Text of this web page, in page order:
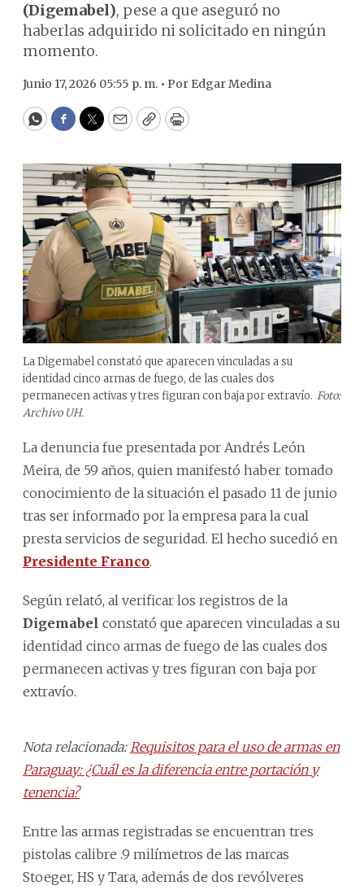
(Digemabel), pese a que aseguró no
haberlas adquirido ni solicitado en ningún
momento.
Junio 17, 2026 05:55 p. m. • Por Edgar Medina
WhatsApp
Facebook
Twitter
EmailCopyPrint
La Digemabel constató que aparecen vinculadas a su
identidad cinco armas de fuego, de las cuales dos
permanecen activas y tres figuran con baja por extravío. Foto:
Archivo UH.
La denuncia fue presentada por Andrés León
Meira, de 59 años, quien manifestó haber tomado
conocimiento de la situación el pasado 11 de junio
tras ser informado por la empresa para la cual
presta servicios de seguridad. El hecho sucedió en
Presidente Franco.
Según relató, al verificar los registros de la
Digemabel constató que aparecen vinculadas a su
identidad cinco armas de fuego de las cuales dos
permanecen activas y tres figuran con baja por
extravío.
Nota relacionada: Requisitos para el uso de armas en
Paraguay: ¿Cuál es la diferencia entre portación y
tenencia?
Entre las armas registradas se encuentran tres
pistolas calibre .9 milímetros de las marcas
Stoeger, HS y Tara, además de dos revólveres